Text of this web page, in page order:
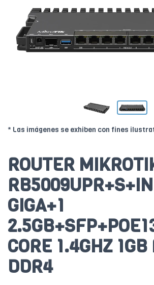
* Las imágenes se exhiben con fines
ROUTER
GIGA+1
CORE 1.4GHZ
DDR4